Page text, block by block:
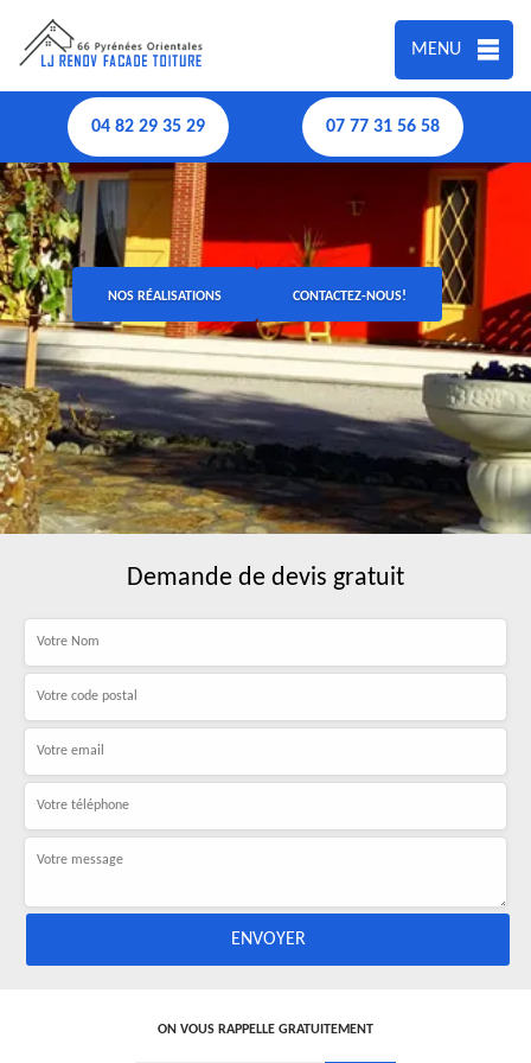
MENU
04 82 29 35 29 07 77 31 56 58
NOS RÉALISATIONS CONTACTEZ-NOUS!
Demande de devis gratuit
ON VOUS RAPPELLE GRATUITEMENT